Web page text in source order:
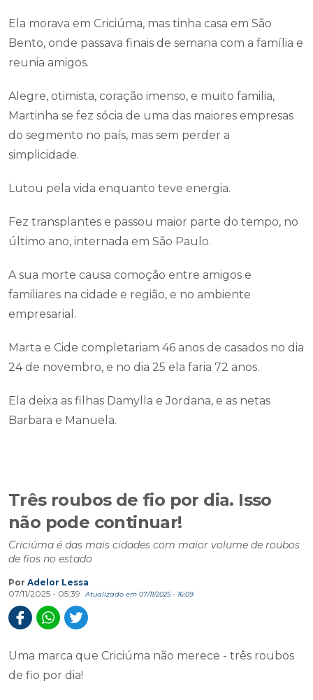
Ela morava em Criciúma, mas tinha casa em São
Bento, onde passava finais de semana com a família e
reunia amigos.
Alegre, otimista, coração imenso, e muito familia,
Martinha se fez sócia de uma das maiores empresas
do segmento no país, mas sem perder a
simplicidade.
Lutou pela vida enquanto teve energia.
Fez transplantes e passou maior parte do tempo, no
último ano, internada em São Paulo.
A sua morte causa comoção entre amigos e
familiares na cidade e região, e no ambiente
empresarial.
Marta e Cide completariam 46 anos de casados no dia
24 de novembro, e no dia 25 ela faria 72 anos.
Ela deixa as filhas Damylla e Jordana, e as netas
Barbara e Manuela.
Três roubos de fio por dia. Isso
não pode continuar!
Criciúma é das mais cidades com maior volume de roubos
de fios no estado
Por Adelor Lessa
07/11/2025 - 05:39
Atualizado em 07/11/2025 - 16:09
Uma marca que Criciúma não merece - três roubos
de fio por dia!